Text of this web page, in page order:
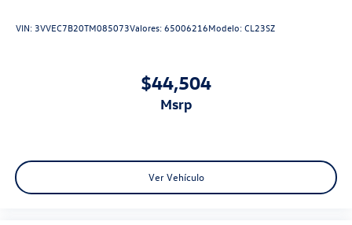
VIN: 3VVEC7B20TM085073Valores:65006216Modelo:CL23SZ
$44,504
msrp
Ver Vehículo